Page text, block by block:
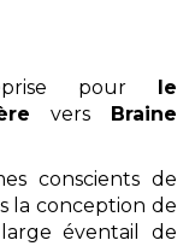
pour le
vers Braine
conscients de
la conception de
éventail de